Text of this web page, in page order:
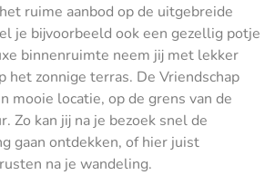
ruime aanbod op de uitgebreide
je bijvoorbeeld ook een gezellig potje
binnenruimte neem jij met lekker
het zonnige terras. De Vriendschap
mooie locatie, op de grens van de
Zo kan jij na je bezoek snel de
gaan ontdekken, of hier juist
na je wandeling.